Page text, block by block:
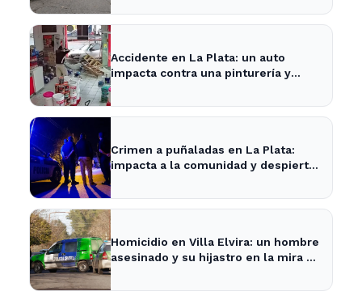
Accidente en La Plata: un auto
impacta contra una pinturería y
Crimen a puñaladas en La Plata:
impacta a la comunidad y despierta
Homicidio en Villa Elvira: un hombre
asesinado y su hijastro en la mira de